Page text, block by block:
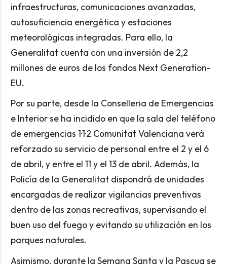
infraestructuras, comunicaciones avanzadas,
autosuficiencia energética y estaciones
meteorológicas integradas. Para ello, la
Generalitat cuenta con una inversión de 2,2
millones de euros de los fondos Next Generation-
EU.
Por su parte, desde la Conselleria de Emergencias
e Interior se ha incidido en que la sala del teléfono
de emergencias 1·1·2 Comunitat Valenciana verá
reforzado su servicio de personal entre el 2 y el 6
de abril, y entre el 11 y el 13 de abril. Además, la
Policía de la Generalitat dispondrá de unidades
encargadas de realizar vigilancias preventivas
dentro de las zonas recreativas, supervisando el
buen uso del fuego y evitando su utilización en los
parques naturales.
Asimismo, durante la Semana Santa y la Pascua se